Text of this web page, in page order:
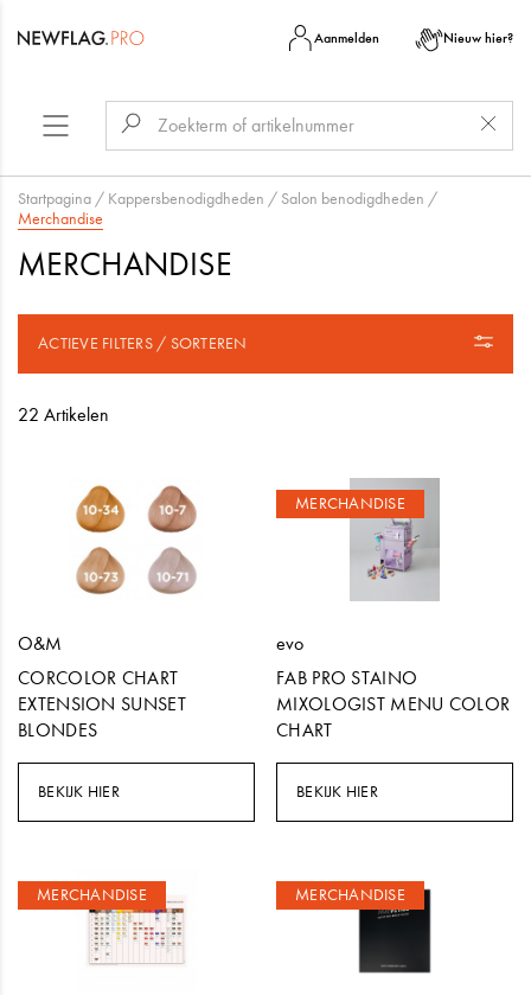
Aanmelden Nieuw hier?
Startpagina / Kappersbenodigdheden / Salon benodigdheden /
Merchandise
MERCHANDISE
ACTIEVE FILTERS / SORTEREN
22 Artikelen
O&M
CORCOLOR CHART
EXTENSION SUNSET
BLONDES
BEKIJK HIER
MERCHANDISE
evo
FAB PRO STAINO
MIXOLOGIST MENU COLOR
CHART
BEKIJK HIER
MERCHANDISE MERCHANDISE